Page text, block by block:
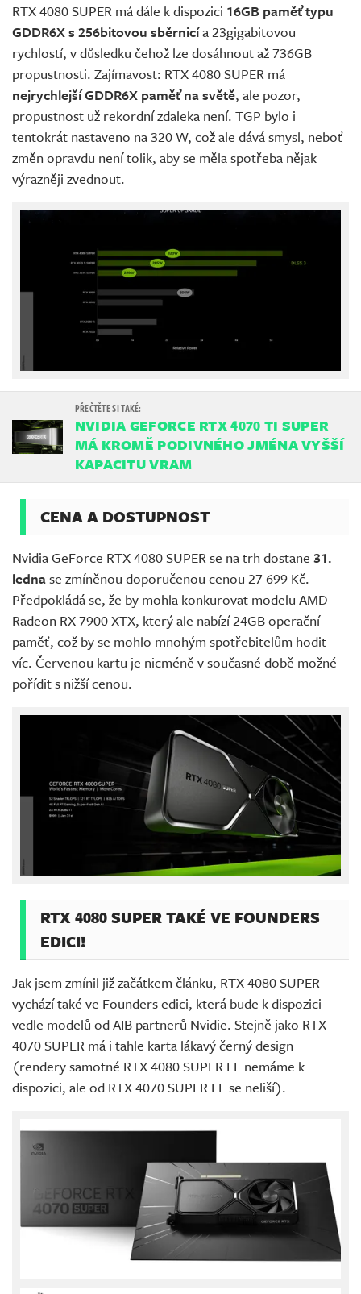
RTX 4080 SUPER má dále k dispozici 16GB paměť typu
GDDR6X s 256bitovou sběrnicía 23gigabitovou
rychlostí, v důsledku čehož lze dosáhnout až 736GB
propustnosti. Zajímavost: RTX 4080 SUPER má
nejrychlejší GDDR6X paměť na světě, ale pozor,
propustnost už rekordní zdaleka není. TGP bylo i
tentokrát nastaveno na 320 W, což ale dává smysl, neboť
změn opravdu není tolik, aby se měla spotřeba nějak
výrazněji zvednout.
NVIDIA GEFORCE RTX 4070 TI SUPER
MÁ KROMĚ PODIVNÉHO JMÉNA VYŠŠÍ
KAPACITU VRAM
CENA A DOSTUPNOST
Nvidia GeForce RTX 4080 SUPER se na trh dostane 31.
lednase zmíněnou doporučenou cenou 27 699 Kč.
Předpokládá se, že by mohla konkurovat modelu AMD
Radeon RX 7900 XTX, který ale nabízí 24GB operační
paměť, což by se mohlo mnohým spotřebitelům hodit
víc. Červenou kartu je nicméně v současné době možné
pořídit s nižší cenou.
RTX 4080 SUPER TAKÉ VE FOUNDERS
EDICI!
Jak jsem zmínil již začátkem článku, RTX 4080 SUPER
vychází také ve Founders edici, která bude k dispozici
vedle modelů od AIB partnerů Nvidie. Stejně jako RTX
4070 SUPER má i tahle karta lákavý černý design
(rendery samotné RTX 4080 SUPER FE nemáme k
dispozici, ale od RTX 4070 SUPER FE se neliší).